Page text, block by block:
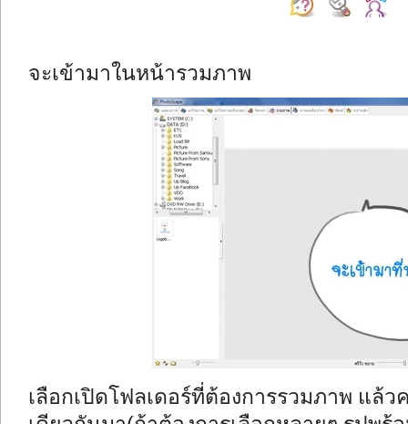
จะเข้ามาในหน้ารวมภาพ
เลือกเปิดโฟลเดอร์ที่ต้องการรวมภาพ แล้